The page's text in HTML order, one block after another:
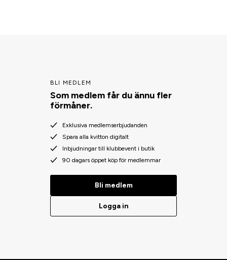
BLI MEDLEM
Som medlem får du ännu fler
förmåner.
Exklusiva medlemserbjudanden
Spara alla kvitton digitalt
Inbjudningar till klubbevent i butik
90 dagars öppet köp för medlemmar
Bli medlem
Logga in